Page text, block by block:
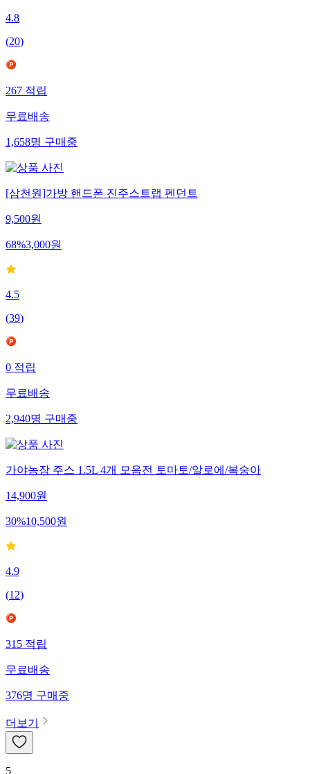
4.8
(20)
267적립
무료배송
1,658명구매중
[삼천원]가방 핸드폰 진주스트랩 펜던트
9,500원
68%3,000원
4.5
(39)
0적립
무료배송
2,940명구매중
가야농장 주스 1.5L 4개 모음전 토마토/알로에/복숭아
14,900원
30%10,500원
4.9
(12)
315적립
무료배송
376명구매중
더보기